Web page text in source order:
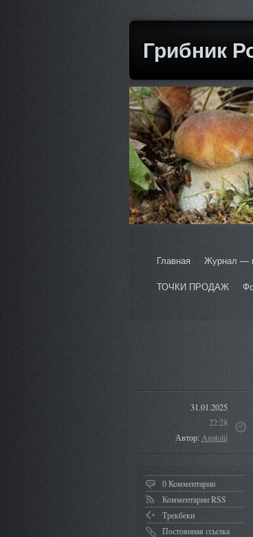
Грибник
Главная Журнал —
ТОЧКИ ПРОДАЖ
31.01.2025
22:28
Автор:Anatolii
0 Комментарии
Комментарии RSS
Трекбеки
Постоянная ссылка